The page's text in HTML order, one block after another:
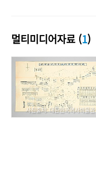
멀티미디어자료 (1)
사진출처: 대한민국역사박물관